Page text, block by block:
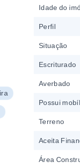
Idade do
Perfil
Situação
Escriturado
Averbado
Possui
Terreno
Aceita
Área